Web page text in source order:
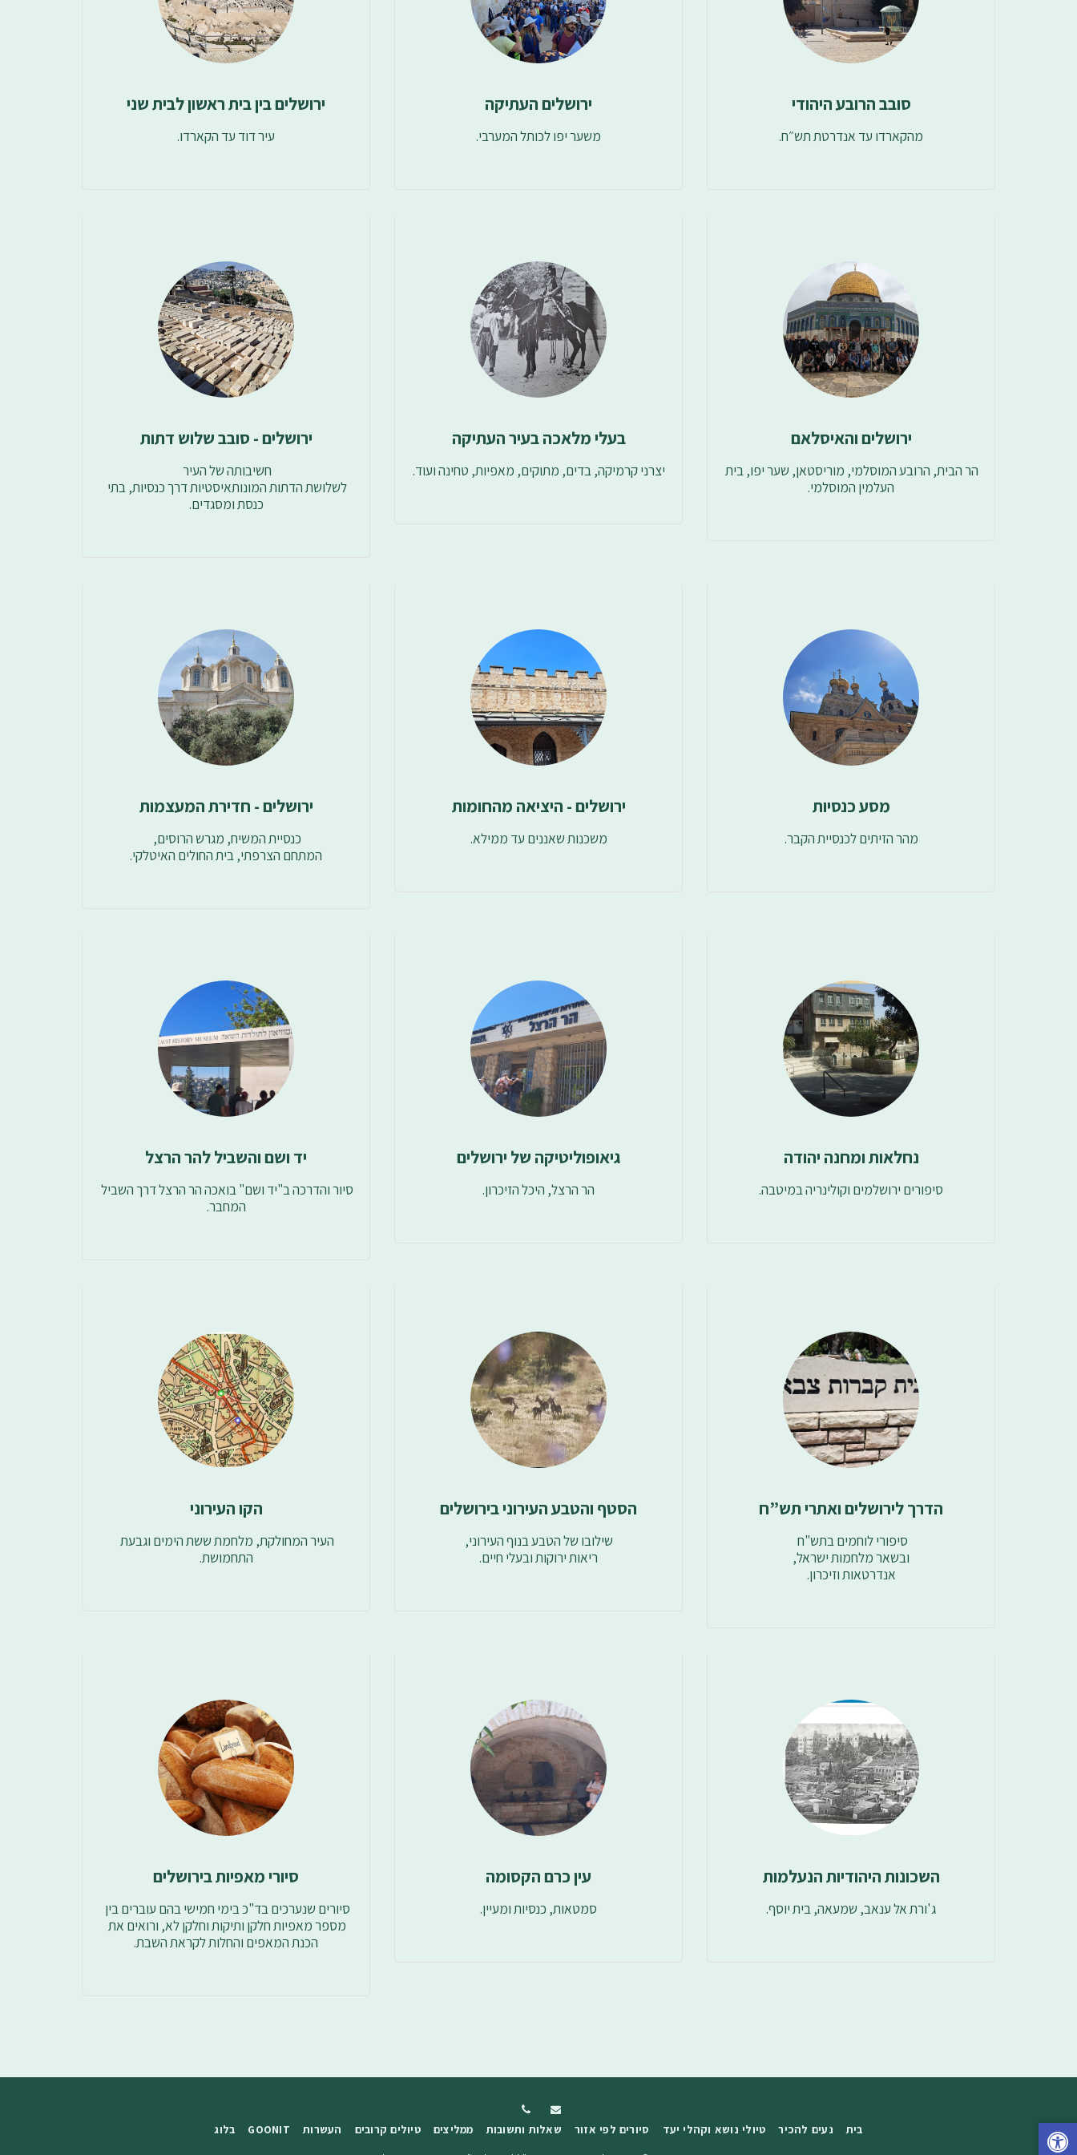
סובב הרובע היהודי
מהקארדו עד אנדרטת תש״ח.
ירושלים העתיקה
משער יפו לכותל המערבי.
ירושלים בין בית ראשון לבית שני
עיר דוד עד הקארדו.
ירושלים והאיסלאם
העלמין המוסלמי.
בעלי מלאכה בעיר העתיקה
יצרני קרמיקה, בדים, מתוקים, מאפיות, טחינה ועוד.
ירושלים - סובב שלוש דתות
כנסת ומסגדים.
מסע כנסיות
מהר הזיתים לכנסיית הקבר.
ירושלים - היציאה מהחומות
משכנות שאננים עד ממילא.
ירושלים - חדירת המעצמות
המתחם הצרפתי, בית החולים האיטלקי.
נחלאות ומחנה יהודה
סיפורים ירושלמים וקולינריה במיטבה.
גיאופוליטיקה של ירושלים
הר הרצל, היכל הזיכרון.
יד ושם והשביל להר הרצל
המחבר.
הדרך לירושלים ואתרי תש”ח
אנדרטאות וזיכרון.
הסטף והטבע העירוני בירושלים
ריאות ירוקות ובעלי חיים.
הקו העירוני
התחמושת.
השכונות היהודיות הנעלמות
ג'ורת אל ענאב, שמעאה, בית יוסף.
עין כרם הקסומה
סמטאות, כנסיות ומעיין.
סיורי מאפיות בירושלים
הכנת המאפים והחלות לקראת השבת.
בית נעים להכיר טיולי נושא וקהלי יעד סיורים לפי אזור שאלות ותשובות ממליצים טיולים קרובים העשרות GOONIT
בלוג